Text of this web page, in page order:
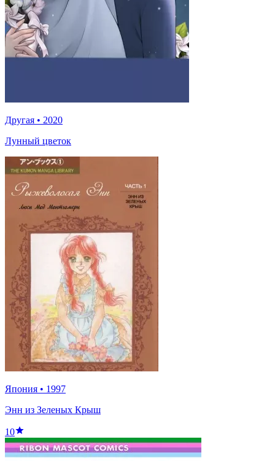
Другая • 2020
Лунный цветок
Япония • 1997
Энн из Зеленых Крыш
10